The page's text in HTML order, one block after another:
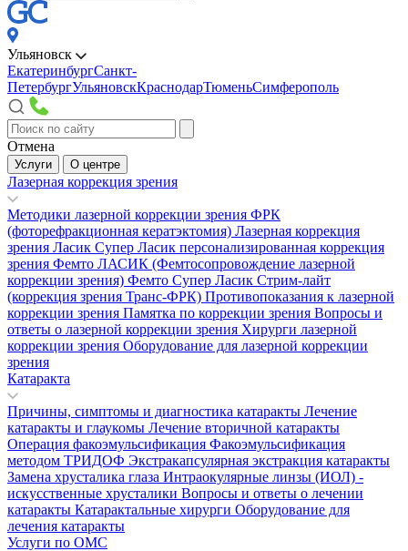
Ульяновск
ЕкатеринбургСанкт-
ПетербургУльяновскКраснодарТюменьСимферополь
Отмена
Услуги О центре
Лазерная коррекция зрения
Методики лазерной коррекции зрения ФРК
(фоторефракционная кератэктомия) Лазерная коррекция
зрения Ласик Супер Ласик персонализированная коррекция
зрения Фемто ЛАСИК (Фемтосопровождение лазерной
коррекции зрения) Фемто Супер Ласик Стрим-лайт
(коррекция зрения Транс-ФРК) Противопоказания к лазерной
коррекции зрения Памятка по коррекции зрения Вопросы и
ответы о лазерной коррекции зрения Хирурги лазерной
коррекции зрения Оборудование для лазерной коррекции
зрения
Катаракта
Причины, симптомы и диагностика катаракты Лечение
катаракты и глаукомы Лечение вторичной катаракты
Операция факоэмульсификация Факоэмульсификация
методом ТРИДОФ Экстракапсулярная экстракция катаракты
Замена хрусталика глаза Интраокулярные линзы (ИОЛ) -
искусственные хрусталики Вопросы и ответы о лечении
катаракты Катарактальные хирурги Оборудование для
лечения катаракты
Услуги по ОМС